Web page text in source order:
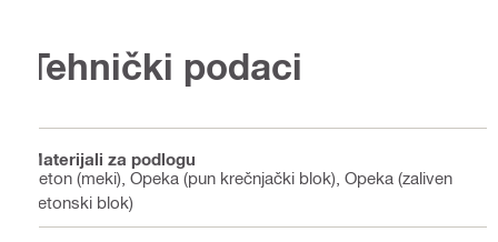
Tehnički podaci
Materijali za podlogu
Beton (meki), Opeka (pun krečnjački blok), Opeka (zaliven
betonski blok)